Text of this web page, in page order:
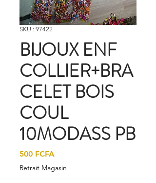
SKU : 97422
BIJOUX ENF
COLLIER+BRA
CELET BOIS
COUL
10MODASS PB
500 FCFA
Retrait Magasin